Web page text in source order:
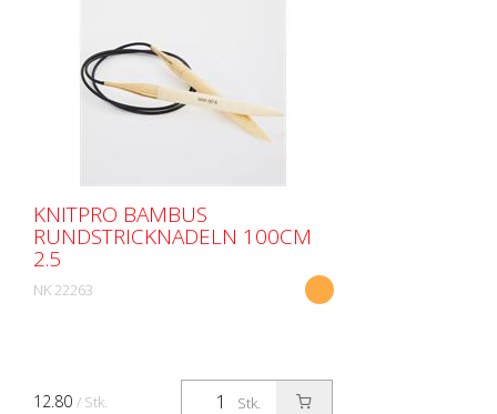
KNITPRO BAMBUS
RUNDSTRICKNADELN 100CM
2.5
NK 22263
Stk.
12.80 / Stk.